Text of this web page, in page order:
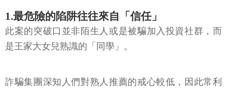
1.最危險的陷阱往往來自「信任」
此案的突破口並非陌生人或是被騙加入投資社群，而
是王家大女兒熟識的「同學」。
詐騙集團深知人們對熟人推薦的戒心較低，因此常利